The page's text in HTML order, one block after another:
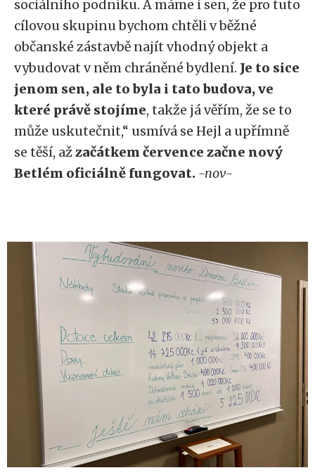
sociálního podniku. A máme i sen, že pro tuto
cílovou skupinu bychom chtěli v běžné
občanské zástavbě najít vhodný objekt a
vybudovat v něm chráněné bydlení. Je to sice
jenom sen, ale to byla i tato budova, ve
které právě stojíme, takže já věřím, že se to
může uskutečnit,“ usmívá se Hejl a upřímně
se těší, ažzačátkem července začne nový
Betlém oficiálně fungovat. -nov-